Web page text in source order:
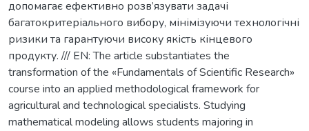
допомагає ефективно розв’язувати задачі
багатокритеріального вибору, мінімізуючи технологічні
ризики та гарантуючи високу якість кінцевого
продукту. /// EN: The article substantiates the
transformation of the «Fundamentals of Scientific Research»
course into an applied methodological framework for
agricultural and technological specialists. Studying
mathematical modeling allows students majoring in